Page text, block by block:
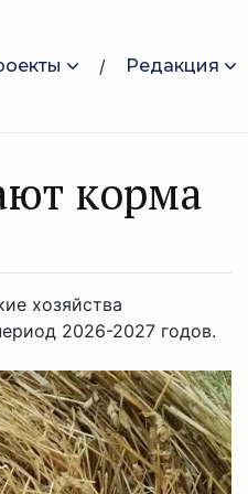
Редакция
корма
хозяйства
2026-2027 годов.